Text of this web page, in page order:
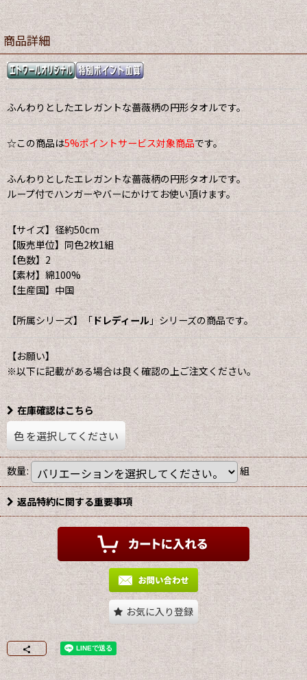
商品詳細
ふんわりとしたエレガントな薔薇柄の円形タオルです。
☆この商品は5%ポイントサービス対象商品です。
ふんわりとしたエレガントな薔薇柄の円形タオルです。
ループ付でハンガーやバーにかけてお使い頂けます。
【サイズ】径約50cm
【販売単位】同色2枚1組
【色数】2
【素材】綿100%
【生産国】中国
【所属シリーズ】「ドレディール」シリーズの商品です。
【お願い】
※以下に記載がある場合は良く確認の上ご注文ください。
在庫確認はこちら
色を選択してください
数量: 組
返品特約に関する重要事項
お気に入り登録